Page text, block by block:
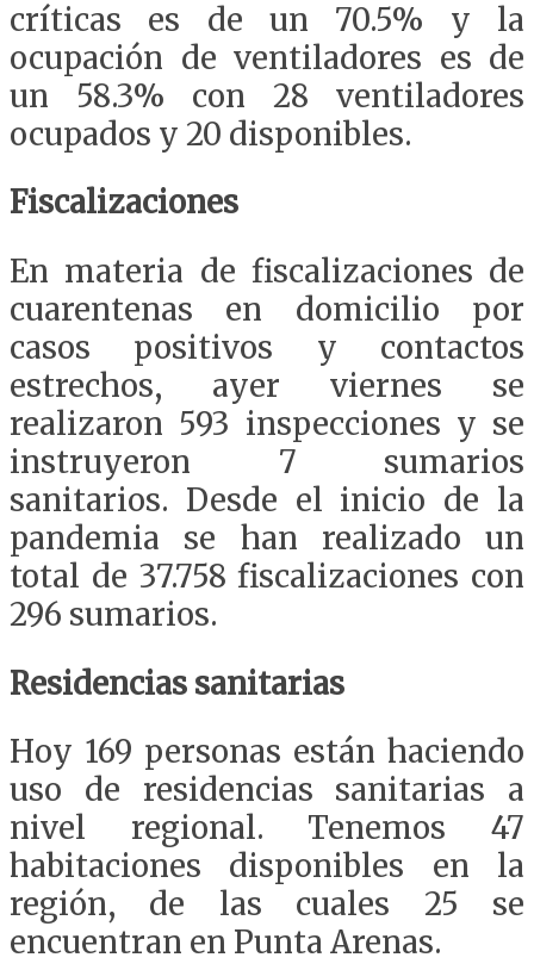
críticas es de un 70.5% y la
ocupación de ventiladores es de
un 58.3% con 28 ventiladores
ocupados y 20 disponibles.
Fiscalizaciones
En materia de fiscalizaciones de
cuarentenas en domicilio por
casos positivos y contactos
estrechos, ayer viernes se
realizaron 593 inspecciones y se
instruyeron 7 sumarios
sanitarios. Desde el inicio de la
pandemia se han realizado un
total de 37.758 fiscalizaciones con
296 sumarios.
Residencias sanitarias
Hoy 169 personas están haciendo
uso de residencias sanitarias a
nivel regional. Tenemos 47
habitaciones disponibles en la
región, de las cuales 25 se
encuentran en Punta Arenas.